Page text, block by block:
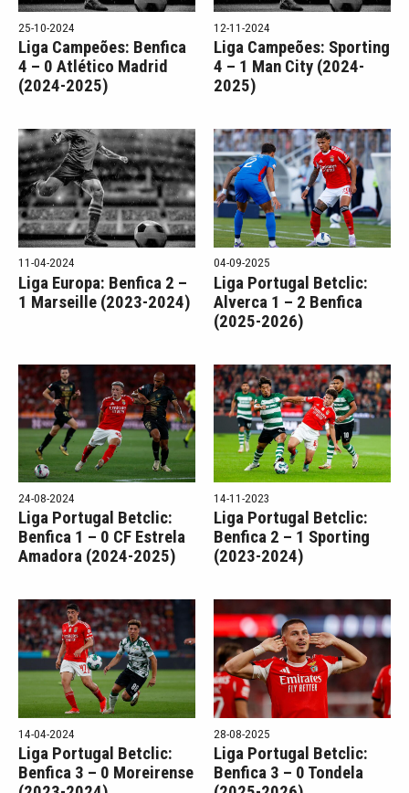
25-10-2024
Liga Campeões: Benfica
4 – 0 Atlético Madrid
(2024-2025)
12-11-2024
Liga Campeões: Sporting
4 – 1 Man City (2024-
2025)
11-04-2024
Liga Europa: Benfica 2 –
1 Marseille (2023-2024)
04-09-2025
Liga Portugal Betclic:
Alverca 1 – 2 Benfica
(2025-2026)
24-08-2024
Liga Portugal Betclic:
Benfica 1 – 0 CF Estrela
Amadora (2024-2025)
14-11-2023
Liga Portugal Betclic:
Benfica 2 – 1 Sporting
(2023-2024)
14-04-2024
Liga Portugal Betclic:
Benfica 3 – 0 Moreirense
28-08-2025
Liga Portugal Betclic:
Benfica 3 – 0 Tondela